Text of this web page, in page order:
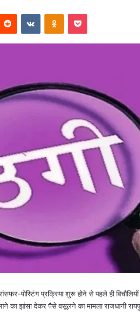
Reddit VKontakteOdnoklassniki
Pocket
पोस्टिंग प्रक्रिया शुरू होने से पहले ही
का झांसा देकर पैसे वसूलने का मामला राजधानी